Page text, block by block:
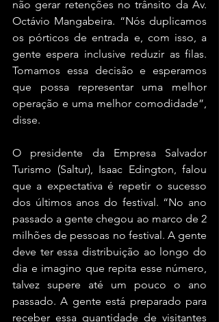
não gerar retenções no trânsito da Av.
Octávio Mangabeira. “Nós duplicamos
os pórticos de entrada e, com isso, a
gente espera inclusive reduzir as filas.
Tomamos essa decisão e esperamos
que possa representar uma melhor
operação e uma melhor comodidade”,
disse.
O presidente da Empresa Salvador
Turismo (Saltur), Isaac Edington, falou
que a expectativa é repetir o sucesso
dos últimos anos do festival. “No ano
passado a gente chegou ao marco de 2
milhões de pessoas no festival. A gente
deve ter essa distribuição ao longo do
dia e imagino que repita esse número,
talvez supere até um pouco o ano
passado. A gente está preparado para
receber essa quantidade de visitantes